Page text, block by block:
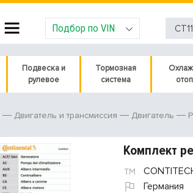
Подбор по VIN
Подвеска и
рулевое
Тормозная
система
Двигатель и трансмиссия Двигатель
Комплект
Германия